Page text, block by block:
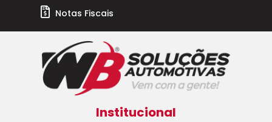
Notas Fiscais
Institucional